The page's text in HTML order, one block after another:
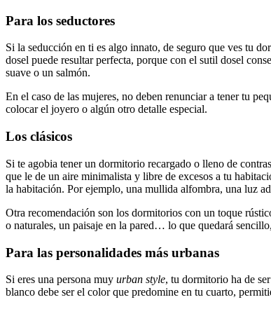
Para los seductores
Si la seducción en ti es algo innato, de seguro que ves tu
dosel puede resultar perfecta, porque con el sutil dosel
suave o un salmón.
En el caso de las mujeres, no deben renunciar a tener tu
colocar el joyero o algún otro detalle especial.
Los clásicos
Si te agobia tener un dormitorio recargado o lleno de
que le de un aire minimalista y libre de excesos a tu
la habitación. Por ejemplo, una mullida alfombra, una luz
Otra recomendación son los dormitorios con un toque
o naturales, un paisaje en la pared… lo que quedará
Para las personalidades más urbanas
Si eres una persona muy urban style, tu dormitorio ha de
blanco debe ser el color que predomine en tu cuarto,